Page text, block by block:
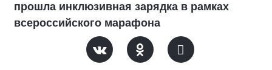
прошла инклюзивная зарядка в рамках
всероссийского марафона